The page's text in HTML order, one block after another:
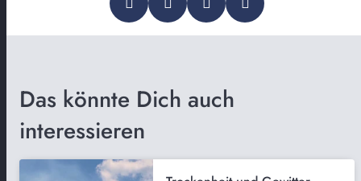
Das könnte Dich auch
interessieren